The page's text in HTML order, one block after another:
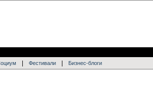
Фестивали Бизнес-блоги